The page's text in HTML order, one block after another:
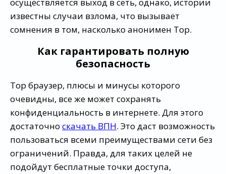
известны случаи взлома, что вызывает
сомнения в том, насколько анонимен Тор.
Как гарантировать полную
безопасность
Тор браузер, плюсы и минусы которого
очевидны, все же может сохранять
конфиденциальность в интернете. Для этого
достаточно скачать ВПН. Это даст возможность
пользоваться всеми преимуществами сети без
ограничений. Правда, для таких целей не
подойдут бесплатные точки доступа,